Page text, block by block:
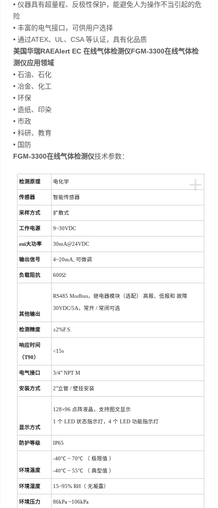
• 仪器具有超量程、反极性保护，能避免人为操作不当引起的危
险
• 丰富的电气接口，可供用户选择
• 通过ATEX、UL、CSA 等认证，具有化品质
美国华瑞RAEAlert EC 在线气体检测仪FGM-3300在线气体检
测仪应用领域
• 石油、石化
• 冶金、化工
• 环保
• 造纸、印染
• 市政
• 科研、教育
• 国防
FGM-3300在线气体检测仪技术参数：
+
检测原理 电化学
传感器 智能传感器
采样方式 扩散式
工作电源 9~30VDC
zui大功率 30mA@24VDC
输出信号 4~20mA, 可微调
负载阻抗 600Ω
其他输出
RS485 Modbus， 继电器模块（选配） 高报、低报和 故障
30VDC/5A ， 常开 / 常闭可选
检测精度 ±2%F.S.
响应时间
（T90）
<15s
电气接口 3/4" NPT M
安装方式 2"立管 / 壁挂安装
显示方式
128×96 点阵液晶，支持图文显示
1 个 LED 状态指示灯， 4 个 LED 功能指示灯
防护等级 IP65
环境温度
-40℃ ~ 70℃ （ 极限值 ）
-40℃ ~ 55℃ （ 典型值 ）
环境湿度 15~95% RH（ 无凝露）
环境压力 86kPa ~106kPa